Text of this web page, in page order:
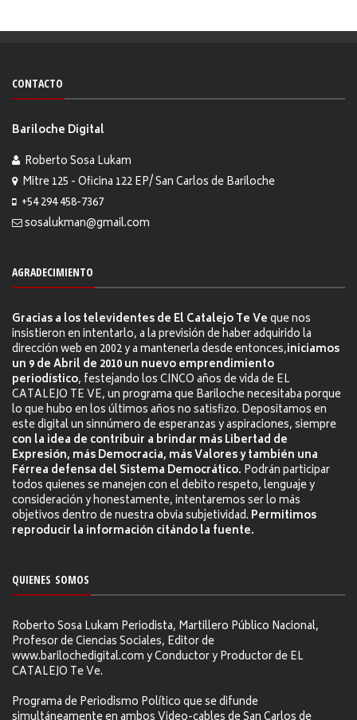
CONTACTO
Bariloche Digital
Roberto Sosa Lukam
Mitre 125 - Oficina 122 EP/ San Carlos de Bariloche
+54 294 458-7367
sosalukman@gmail.com
AGRADECIMIENTO
Gracias a los televidentes de El Catalejo Te Veque nos
insistieron en intentarlo, a la previsión de haber adquirido la
dirección web en 2002 y a mantenerla desde entonces,iniciamos
un 9 de Abril de 2010 un nuevo emprendimiento
periodístico, festejando los CINCO años de vida de EL
CATALEJO TE VE, un programa que Bariloche necesitaba porque
lo que hubo en los últimos años no satisfizo. Depositamos en
este digital un sinnúmero de esperanzas y aspiraciones, siempre
con la idea de contribuir a brindar más Libertad de
Expresión, más Democracia, más Valores y también una
Férrea defensa del Sistema Democrático. Podrán participar
todos quienes se manejen con el debito respeto, lenguaje y
consideración y honestamente, intentaremos ser lo más
objetivos dentro de nuestra obvia subjetividad. Permitimos
reproducir la información citándo la fuente.
QUIENES SOMOS
Roberto Sosa Lukam Periodista, Martillero Público Nacional,
Profesor de Ciencias Sociales, Editor de
www.barilochedigital.com y Conductor y Productor de EL
CATALEJO Te Ve.
Programa de Periodismo Político que se difunde